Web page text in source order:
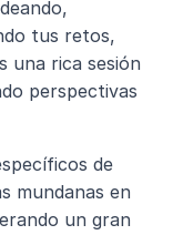
tus retos,
una rica sesión
perspectivas
de
mundanas en
un gran